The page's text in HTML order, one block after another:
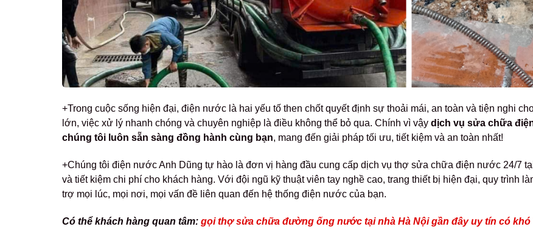
+Trong cuộc sống hiện đại, điện nước là hai yếu tố then chốt quyết định sự thoải mái, an toàn và tiện nghi
lớn, việc xử lý nhanh chóng và chuyên nghiệp là điều không thể bỏ qua. Chính vì vậy dịch vụ sửa chữa
chúng tôi luôn sẵn sàng đồng hành cùng bạn, mang đến giải pháp tối ưu, tiết kiệm và an toàn nhất!
+Chúng tôi điện nước Anh Dũng tự hào là đơn vị hàng đầu cung cấp dịch vụ thợ sửa chữa điện nước 24/7
và tiết kiệm chi phí cho khách hàng. Với đội ngũ kỹ thuật viên tay nghề cao, trang thiết bị hiện đại, quy trình
trợ mọi lúc, mọi nơi, mọi vấn đề liên quan đến hệ thống điện nước của bạn.
Có thể khách hàng quan tâm: gọi thợ sửa chữa đường ống nước tại nhà Hà Nội gần đây uy tín có